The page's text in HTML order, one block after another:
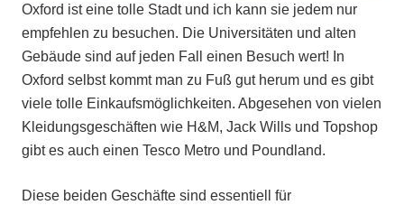
Oxford ist eine tolle Stadt und ich kann sie jedem nur
empfehlen zu besuchen. Die Universitäten und alten
Gebäude sind auf jeden Fall einen Besuch wert! In
Oxford selbst kommt man zu Fuß gut herum und es gibt
viele tolle Einkaufsmöglichkeiten. Abgesehen von vielen
Kleidungsgeschäften wie H&M, Jack Wills und Topshop
gibt es auch einen Tesco Metro und Poundland.
Diese beiden Geschäfte sind essentiell für